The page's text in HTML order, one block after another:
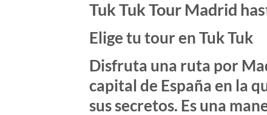
Tuk Tuk Tour Madrid
Elige tu tour en Tuk Tuk
Disfruta una ruta por
capital de España en la
sus secretos. Es una